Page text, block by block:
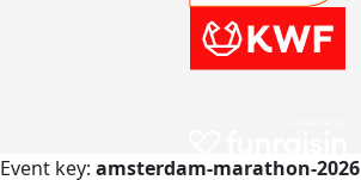
Event key: amsterdam-marathon-2026